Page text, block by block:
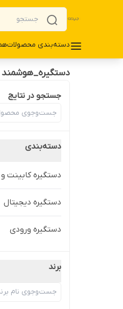
دسته‌بندی محصولات
دستگیره_هوشمند
جستجو در نتایج
دسته‌بندی
دستگیره کابینت
دستگیره دیجیتال
دستگیره ورودی
برند